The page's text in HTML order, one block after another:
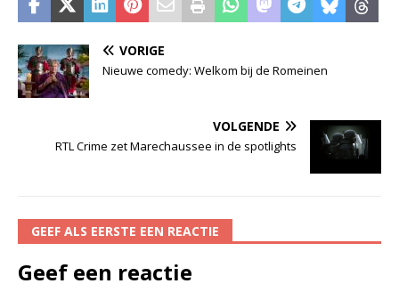
VORIGE
Nieuwe comedy: Welkom bij de Romeinen
VOLGENDE
RTL Crime zet Marechaussee in de spotlights
GEEF ALS EERSTE EEN REACTIE
Geef een reactie